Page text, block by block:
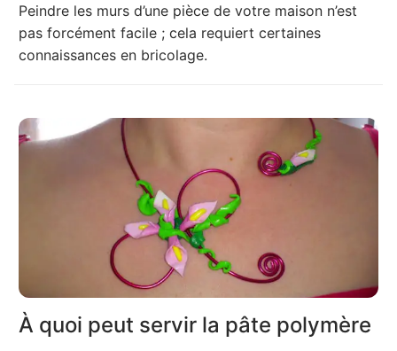
Peindre les murs d’une pièce de votre maison n’est
pas forcément facile ; cela requiert certaines
connaissances en bricolage.
À quoi peut servir la pâte polymère